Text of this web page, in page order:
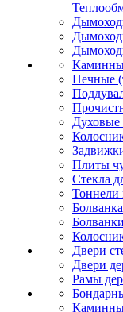
Печные
Плиты
Стекла
Болванки
Двери
Двери
Рамы